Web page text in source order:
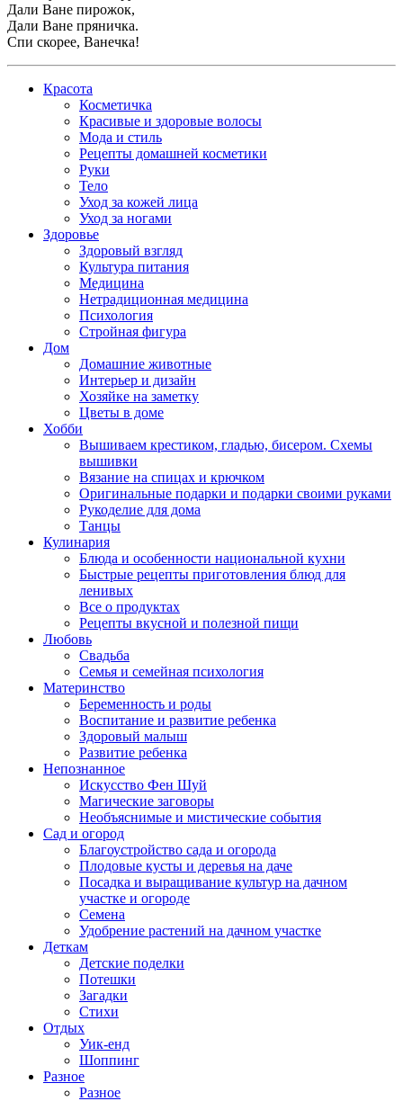
Дали Ване пирожок,
Дали Ване пряничка.
Спи скорее, Ванечка!
Красота
Косметичка
Красивые и здоровые волосы
Мода и стиль
Рецепты домашней косметики
Руки
Тело
Уход за кожей лица
Уход за ногами
Здоровье
Здоровый взгляд
Культура питания
Медицина
Нетрадиционная медицина
Психология
Стройная фигура
Дом
Домашние животные
Интерьер и дизайн
Хозяйке на заметку
Цветы в доме
Хобби
Вышиваем крестиком, гладью, бисером. Схемы
вышивки
Вязание на спицах и крючком
Оригинальные подарки и подарки своими руками
Рукоделие для дома
Танцы
Кулинария
Блюда и особенности национальной кухни
Быстрые рецепты приготовления блюд для
ленивых
Все о продуктах
Рецепты вкусной и полезной пищи
Любовь
Свадьба
Семья и семейная психология
Материнство
Беременность и роды
Воспитание и развитие ребенка
Здоровый малыш
Развитие ребенка
Непознанное
Искусство Фен Шуй
Магические заговоры
Необъяснимые и мистические события
Сад и огород
Благоустройство сада и огорода
Плодовые кусты и деревья на даче
Посадка и выращивание культур на дачном
участке и огороде
Семена
Удобрение растений на дачном участке
Деткам
Детские поделки
Потешки
Загадки
Стихи
Отдых
Уик-енд
Шоппинг
Разное
Разное